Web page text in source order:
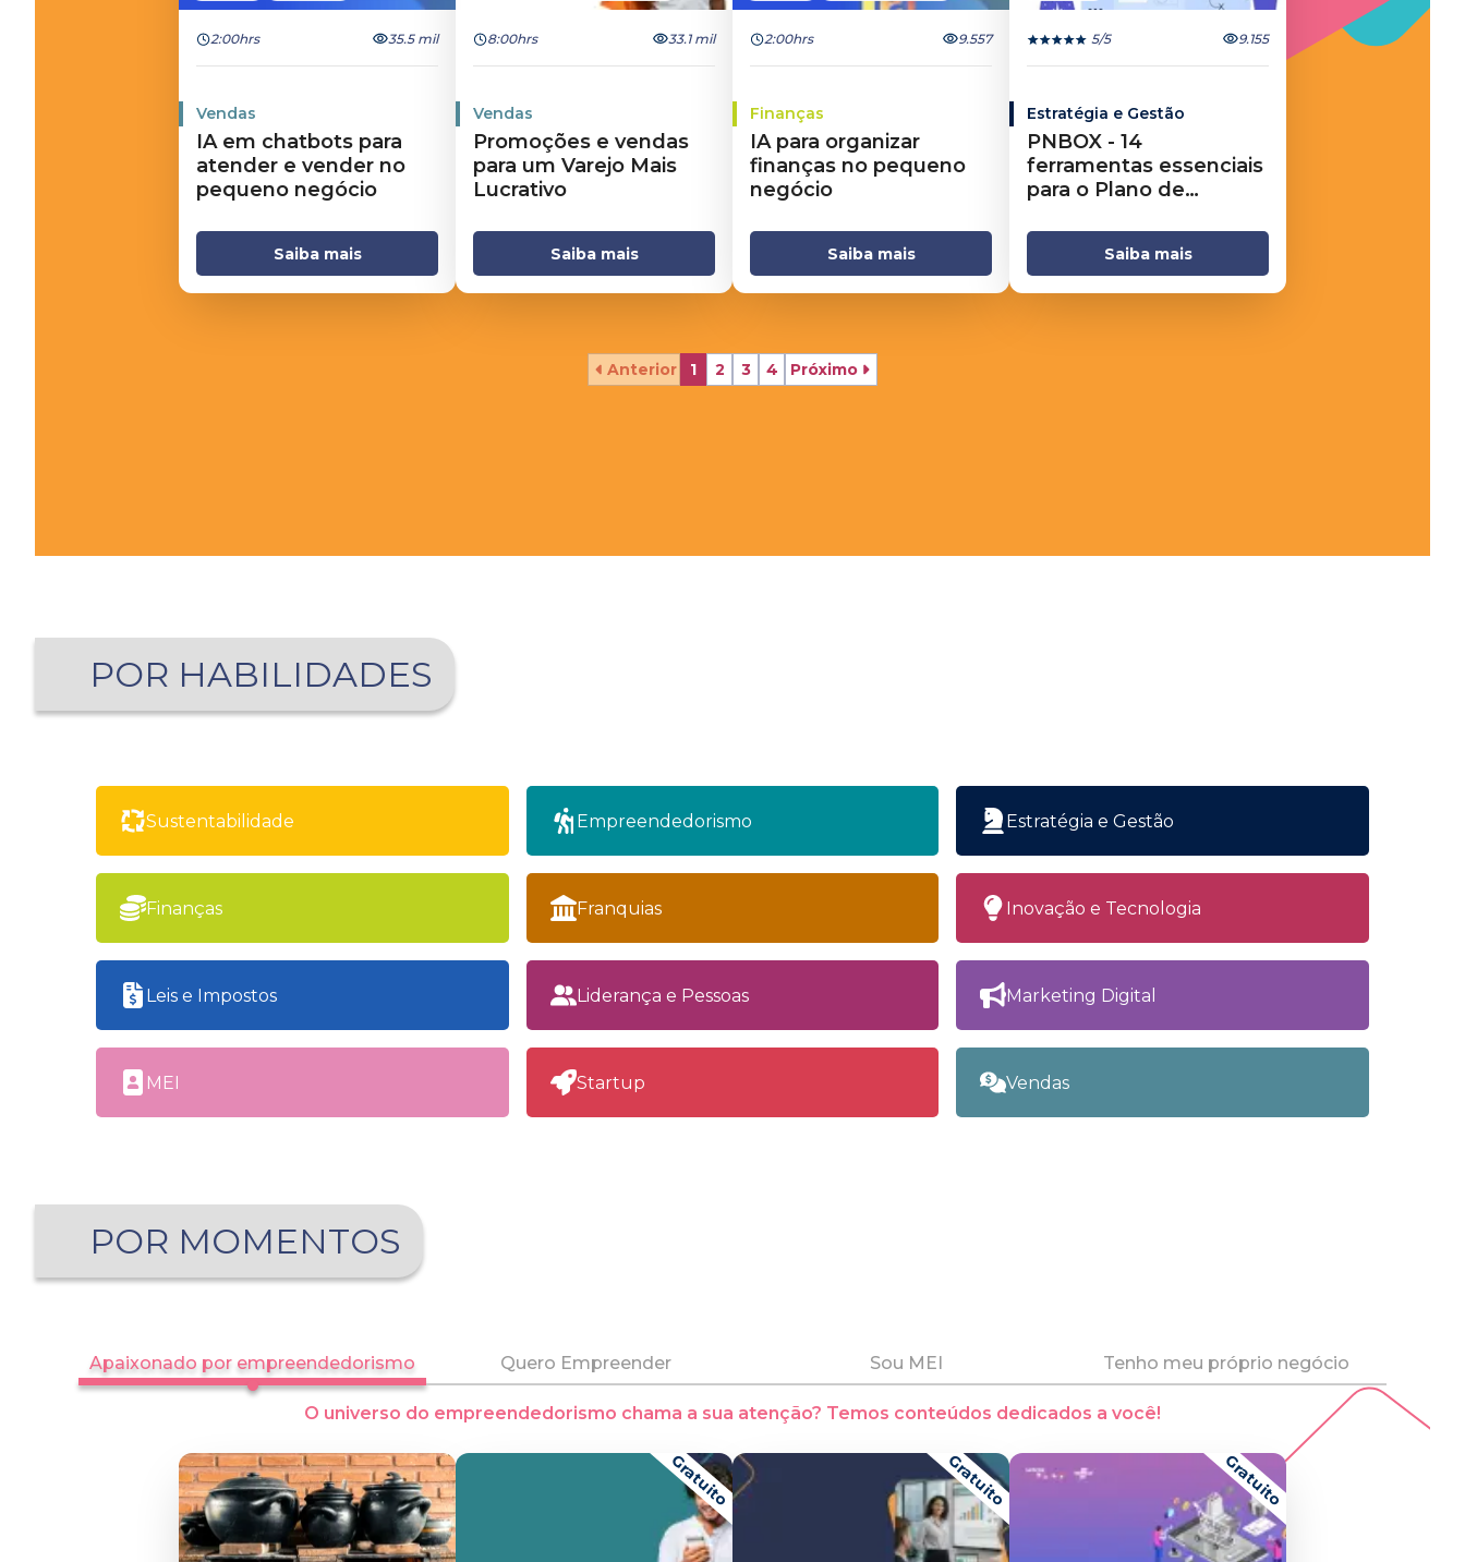
2:00hrs 35.5 mil
Vendas
IA em chatbots para
atender e vender no
pequeno negócio
Saiba mais
8:00hrs 33.1 mil
Vendas
Promoções e vendas
para um Varejo Mais
Lucrativo
Saiba mais
2:00hrs 9.557
Finanças
IA para organizar
finanças no pequeno
negócio
Saiba mais
5/5 9.155
Estratégia e Gestão
PNBOX - 14
ferramentas essenciais
para o Plano de
Saiba mais
Anterior 1 2 3 4 Próximo
POR HABILIDADES
Sustentabilidade Empreendedorismo Estratégia e Gestão
Finanças Franquias Inovação e Tecnologia
Leis e Impostos Liderança e Pessoas Marketing Digital
MEI Startup Vendas
POR MOMENTOS
Apaixonado por empreendedorismo Quero Empreender Sou MEI Tenho meu próprio negócio
O universo do empreendedorismo chama a sua atenção? Temos conteúdos dedicados a você!
Gratuito Gratuito Gratuito